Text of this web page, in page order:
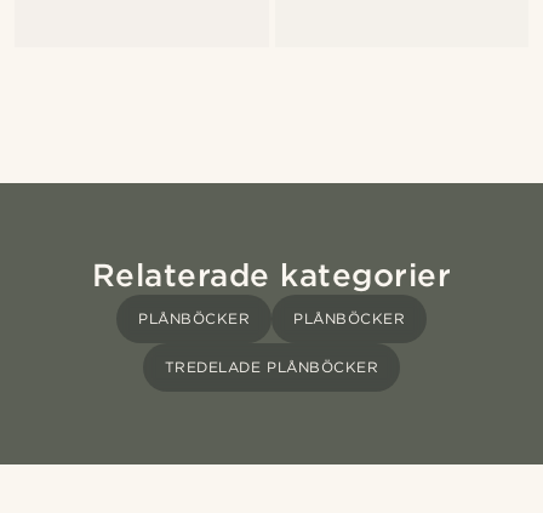
Relaterade kategorier
PLÅNBÖCKER PLÅNBÖCKER
TREDELADE PLÅNBÖCKER